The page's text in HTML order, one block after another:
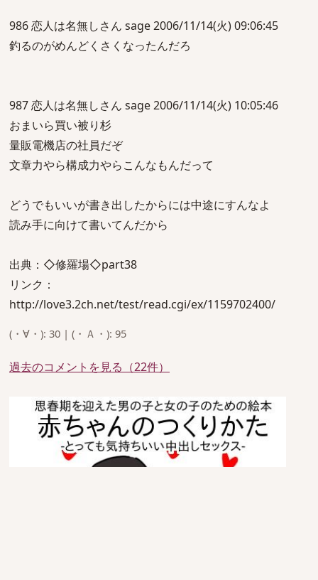
986 恋人は名無しさん sage 2006/11/14(火) 09:06:45
釣るのがめんどくさくなったんだろ
987 恋人は名無しさん sage 2006/11/14(火) 10:05:46
おまいら買い被り杉
量販電機店の社員だぞ
文章力やら構成力やらこんなもんだって
どうでもいいが書き出したからには中途にすんなよ
読み手に向けて書いてんだから
出典：◇修羅場◇part38
リンク：
http://love3.2ch.net/test/read.cgi/ex/1159702400/
(・∀・): 30 | (・Ａ・): 95
過去のコメントを見る（22件）